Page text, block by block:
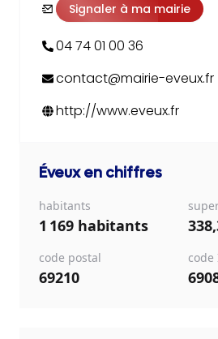
Signaler à ma mairie
04 74 01 00 36
contact@mairie-eveux.fr
http://www.eveux.fr
Éveuxen chiffres
habitants
1 169 habitants
code postal
69210
code